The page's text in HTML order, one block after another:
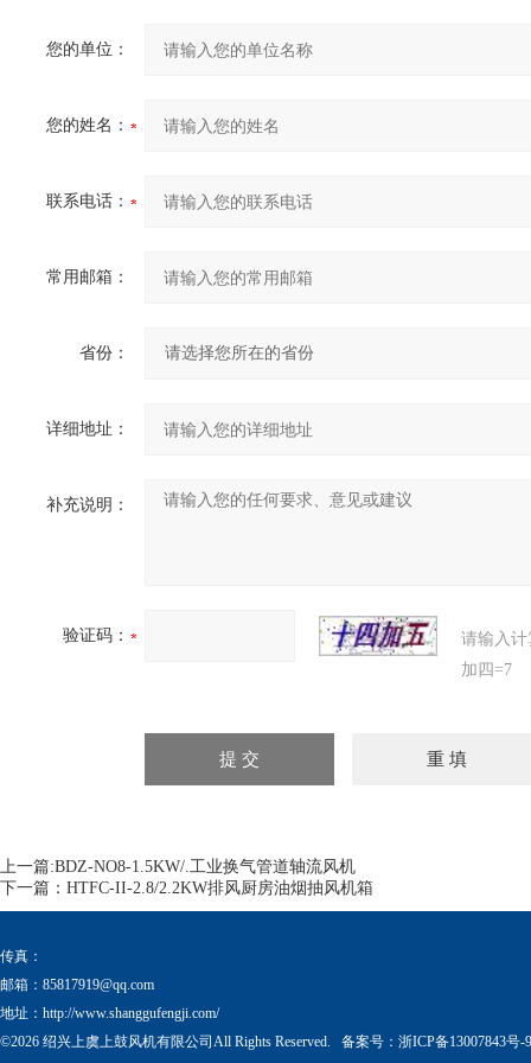
您的单位：
您的姓名：
联系电话：
常用邮箱：
省份：
详细地址：
补充说明：
验证码：
请输入
加四=7
上一篇:BDZ-NO8-1.5KW/.工业换气管道轴流风机
下一篇： HTFC-II-2.8/2.2KW排风厨房油烟抽风机箱
传真：
邮箱： 85817919@qq.com
地址：http://www.shanggufengji.com/
©2026 绍兴上虞上鼓风机有限公司All Rights Reserved. 备案号： 浙ICP备13007843号-9